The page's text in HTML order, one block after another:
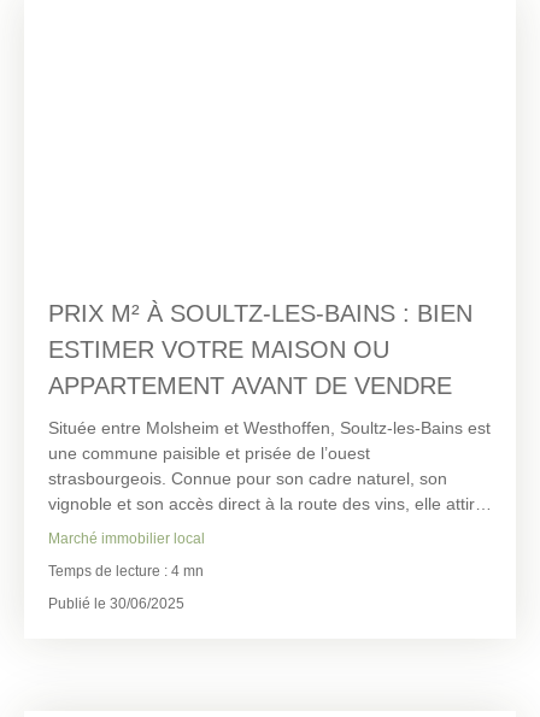
PRIX M² À SOULTZ-LES-BAINS : BIEN
ESTIMER VOTRE MAISON OU
APPARTEMENT AVANT DE VENDRE
Située entre Molsheim et Westhoffen, Soultz-les-Bains est
une commune paisible et prisée de l’ouest
strasbourgeois. Connue pour son cadre naturel, son
vignoble et son accès direct à la route des vins, elle attire
chaque année de nouveaux habitants. Le marché
maisons individuelles avec jardin, mais aussi
d'appartements récents.
Marché immobilier local
Temps de lecture : 4 mn
Publié le 30/06/2025